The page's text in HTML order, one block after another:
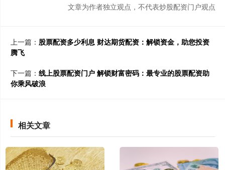
文章为作者独立观点，不代表炒股配资门户观点
上一篇： 股票配资多少利息 财达期货配资：解锁资金，助您投资
腾飞
下一篇： 线上股票配资门户 解锁财富密码：最专业的股票配资助
你乘风破浪
相关文章